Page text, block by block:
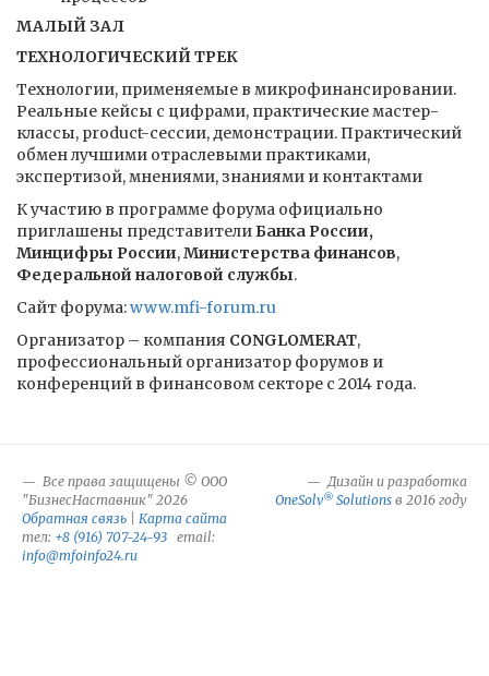
МАЛЫЙ ЗАЛ
ТЕХНОЛОГИЧЕСКИЙ ТРЕК
Технологии, применяемые в микрофинансировании.
Реальные кейсы с цифрами, практические мастер-
классы, product-сессии, демонстрации. Практический
обмен лучшими отраслевыми практиками,
экспертизой, мнениями, знаниями и контактами
К участию в программе форума официально
приглашены представителиБанка России,
Минцифры России,Министерства финансов,
Федеральной налоговой службы.
Сайт форума:www.mfi-forum.ru
Организатор – компания CONGLOMERAT,
профессиональный организатор форумов и
конференций в финансовом секторе с 2014 года.
Все права защищены © ООО
"БизнесНаставник" 2026
Обратная связь
Карта сайта
тел: +8 (916) 707-24-93 email:
info@mfoinfo24.ru
Дизайн и разработка
OneSolv® Solutions в 2016 году